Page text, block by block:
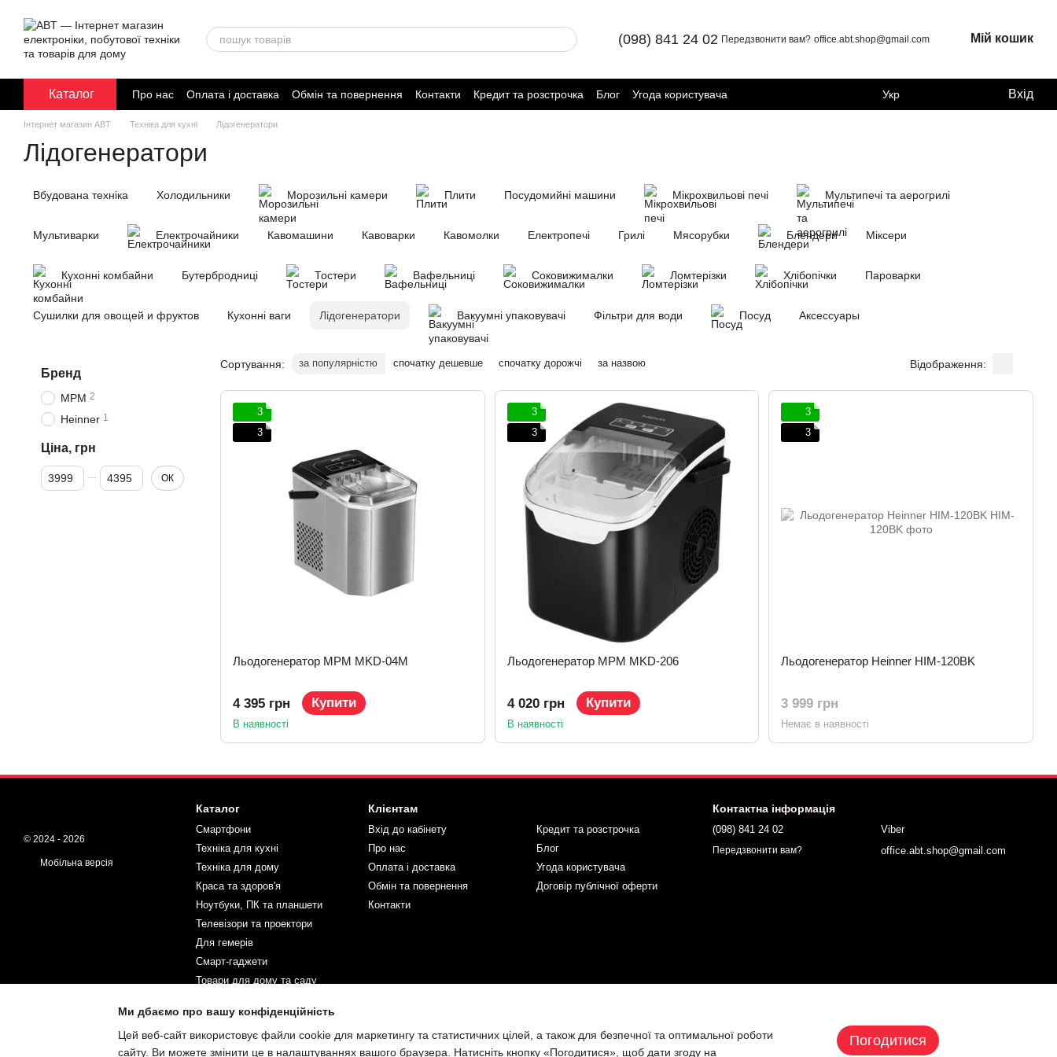
(098) 841 24 02 Передзвонити вам? office.abt.shop@gmail.com Мій кошик
Каталог Про нас Оплата і доставка Обмін та повернення Контакти Кредит та розстрочка Блог
Угода користувача
Договір публічної оферти
Укр Вхід
Інтернет магазин ABT Техніка для кухні Лідогенератори
Лідогенератори
Вбудована техніка Холодильники Морозильні камери Плити Посудомийні машини Мікрохвильові печі Мультипечі та аерогрилі
Мультиварки Електрочайники Кавомашини Кавоварки Кавомолки Електропечі Грилі Мясорубки Блендери Міксери
Кухонні комбайни Бутербродниці Тостери Вафельниці Соковижималки Ломтерізки Хлібопічки Пароварки
Сушилки для овощей и фруктов Кухонні ваги Лідогенератори Вакуумні упаковувачі Фільтри для води Посуд Аксессуары
Сортування: за популярністю спочатку дешевше спочатку дорожчі за назвою Відображення:
3
3
Льодогенератор MPM MKD-04M
4 395 грн Купити
В наявності
3
3
Льодогенератор MPM MKD-206
4 020 грн Купити
В наявності
3
3
Льодогенератор Heinner HIM-120BK
3 999 грн
Немає в наявності
Бренд
MPM 2
Heinner 1
Ціна, грн
Від Ціна, грн
До Ціна, грн ОК
© 2024 - 2026
Мобільна версія
Інтернет-магазин створений з
Каталог
Смартфони
Техніка для кухні
Техніка для дому
Краса та здоров'я
Ноутбуки, ПК та планшети
Телевізори та проектори
Для гемерів
Смарт-гаджети
Товари для дому та саду
Товари для дітей
Автотовари та інструменти
Клієнтам
Вхід до кабінету
Про нас
Оплата і доставка
Обмін та повернення
Контакти
Кредит та розстрочка
Блог
Угода користувача
Договір публічної оферти
Контактна інформація
(098) 841 24 02
Передзвонити вам?
Viber
office.abt.shop@gmail.com
Ми дбаємо про вашу конфіденційність
Цей веб-сайт використовує файли cookie для маркетингу та статистичних цілей, а також для безпечної та оптимальної роботи
сайту. Ви можете змінити це в налаштуваннях вашого браузера. Натисніть кнопку «Погодитися», щоб дати згоду на
Погодитися